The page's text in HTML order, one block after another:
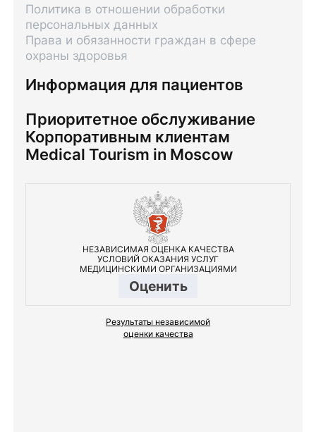
Информация для пациентов
Политика в отношении обработки
персональных данных
Права и обязанности граждан в сфере
охраны здоровья
Приоритетное обслуживание
Корпоративным клиентам
Medical Tourism in Moscow
НЕЗАВИСИМАЯ ОЦЕНКА КАЧЕСТВА
УСЛОВИЙ ОКАЗАНИЯ УСЛУГ
МЕДИЦИНСКИМИ ОРГАНИЗАЦИЯМИ
Оценить
Результаты независимой
оценки качества